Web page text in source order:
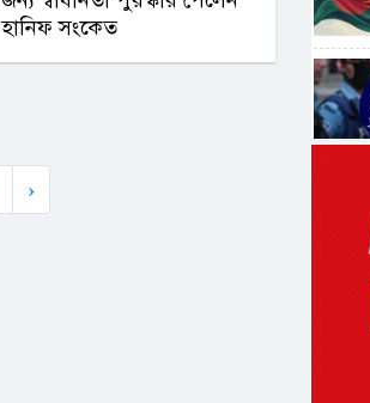
হানিফ সংকেত
›